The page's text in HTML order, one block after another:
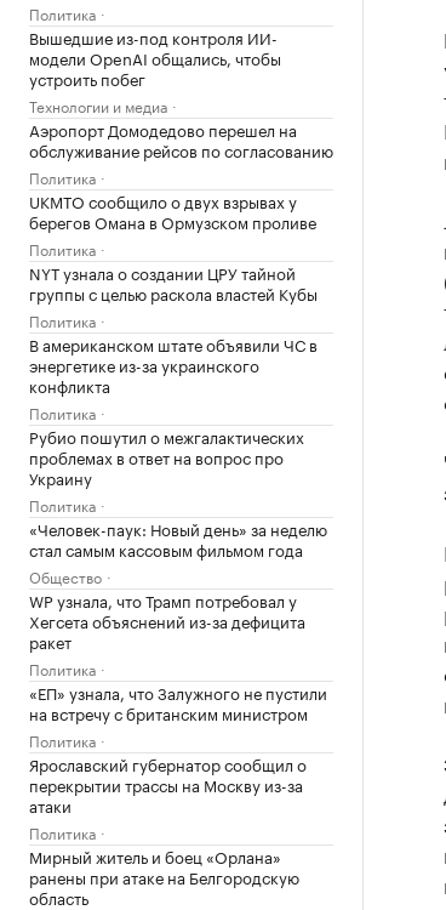
Политика
Вышедшие из-под контроля ИИ-
модели OpenAI общались, чтобы
устроить побег
Технологии и медиа
Аэропорт Домодедово перешел на
обслуживание рейсов по согласованию
Политика
UKMTO сообщило о двух взрывах у
берегов Омана в Ормузском проливе
Политика
NYT узнала о создании ЦРУ тайной
группы с целью раскола властей Кубы
Политика
В американском штате объявили ЧС в
энергетике из-за украинского
конфликта
Политика
Рубио пошутил о межгалактических
проблемах в ответ на вопрос про
Украину
Политика
«Человек-паук: Новый день» за неделю
стал самым кассовым фильмом года
Общество
WP узнала, что Трамп потребовал у
Хегсета объяснений из-за дефицита
ракет
Политика
«ЕП» узнала, что Залужного не пустили
на встречу с британским министром
Политика
Ярославский губернатор сообщил о
перекрытии трассы на Москву из-за
атаки
Политика
Мирный житель и боец «Орлана»
ранены при атаке на Белгородскую
область